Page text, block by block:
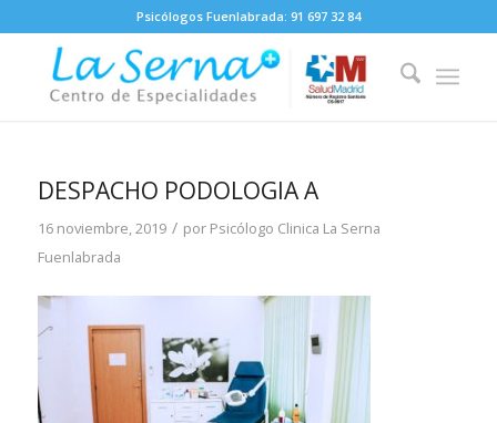
Psicólogos Fuenlabrada: 91 697 32 84
DESPACHO PODOLOGIA A
16 noviembre, 2019 / por Psicólogo Clinica La Serna
Fuenlabrada